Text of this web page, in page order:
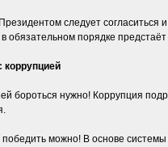
следует
обязательном порядке
коррупцией
бороться нужно! Коррупция
можно! В основе системы